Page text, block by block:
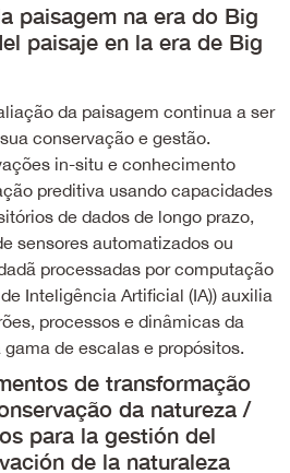
paisagem na era do Big
paisaje en la era de Big
da paisagem continua a ser
conservação e gestão.
in-situ e conhecimento
preditiva usando capacidades
de dados de longo prazo,
sensores automatizados ou
processadas por computação
Inteligência Artificial (IA)) auxilia
processos e dinâmicas da
de escalas e propósitos.
de transformação
da natureza /
para la gestión del
de la naturaleza